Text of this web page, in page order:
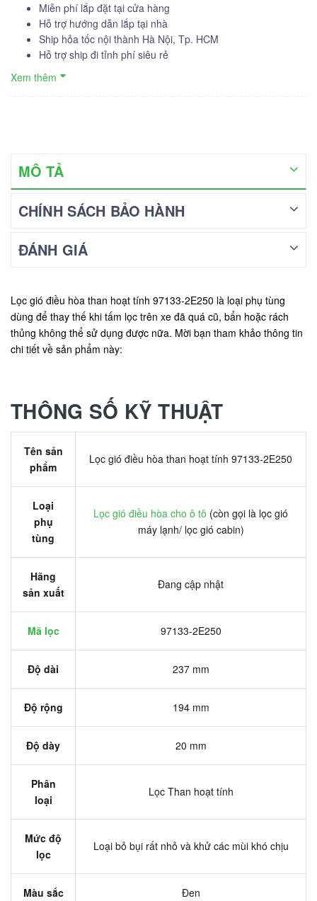
Miễn phí lắp đặt tại cửa hàng
Hỗ trợ hướng dẫn lắp tại nhà
Ship hỏa tốc nội thành Hà Nội, Tp. HCM
Hỗ trợ ship đi tỉnh phí siêu rẻ
Xem thêm
MÔ TẢ
CHÍNH SÁCH BẢO HÀNH
ĐÁNH GIÁ
Lọc gió điều hòa than hoạt tính 97133-2E250 là loại phụ tùng
dùng để thay thế khi tấm lọc trên xe đã quá cũ, bẩn hoặc rách
thủng không thể sử dụng được nữa. Mời bạn tham khảo thông tin
chi tiết về sản phẩm này:
THÔNG SỐ KỸ THUẬT
Tên sản
phẩm
Lọc gió điều hòa than hoạt tính 97133-2E250
Loại
phụ
tùng
Lọc gió điều hòa cho ô tô (còn gọi là lọc gió
máy lạnh/ lọc gió cabin)
Hãng
sản xuất
Đang cập nhật
Mã lọc 97133-2E250
Độ dài 237 mm
Độ rộng 194 mm
Độ dày 20 mm
Phân
loại
Lọc Than hoạt tính
Mức độ
lọc
Loại bỏ bụi rất nhỏ và khử các mùi khó chịu
Màu sắc Đen